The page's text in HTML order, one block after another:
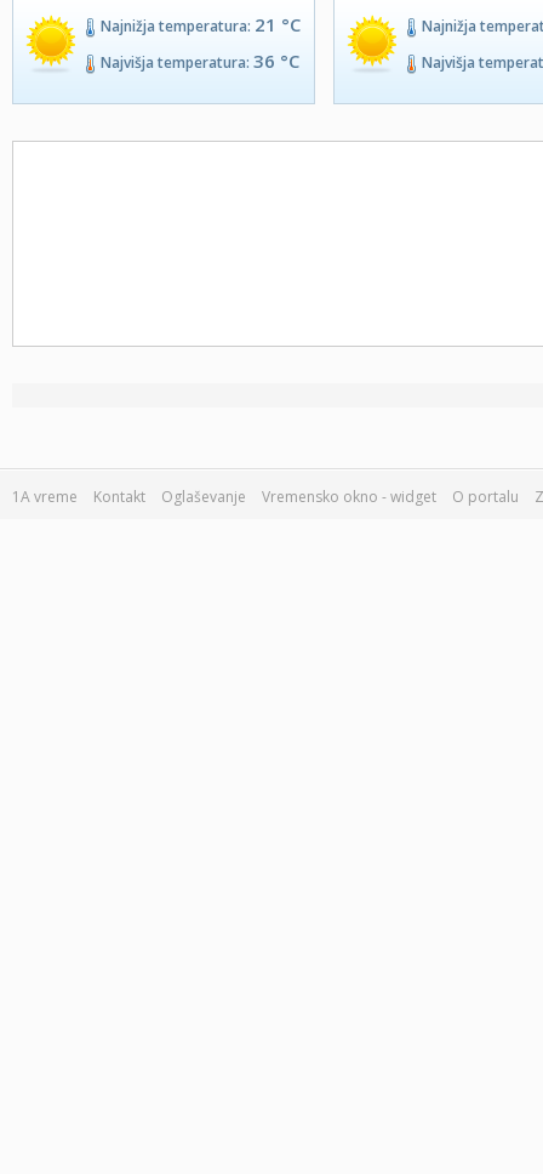
Najnižja temperatura: 21 °C
Najvišja temperatura: 36 °C
Najnižja
Najvišja
1A vreme Kontakt Oglaševanje Vremensko okno - widget O portalu